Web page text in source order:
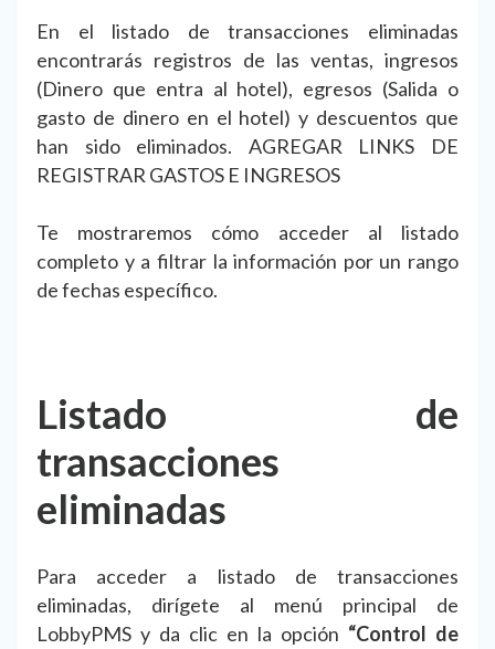
En el listado de transacciones eliminadas
encontrarás registros de las ventas, ingresos
(Dinero que entra al hotel), egresos (Salida o
gasto de dinero en el hotel) y descuentos que
han sido eliminados. AGREGAR LINKS DE
REGISTRAR GASTOS E INGRESOS
Te mostraremos cómo acceder al listado
completo y a filtrar la información por un rango
de fechas específico.
Listado de
transacciones
eliminadas
Para acceder a listado de transacciones
eliminadas, dirígete al menú principal de
LobbyPMS y da clic en la opción “Control de